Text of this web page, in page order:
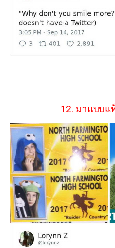
12. มาแบบแ